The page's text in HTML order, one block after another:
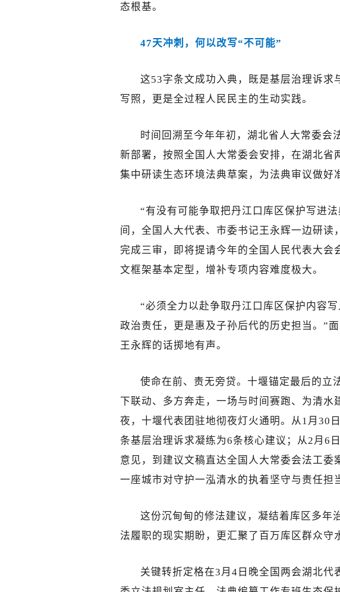
态根基。
47天冲刺，何以改写“不可能”
这53字条文成功入典，既是基层治理诉求
写照，更是全过程人民民主的生动实践。
时间回溯至今年年初，湖北省人大常委会
新部署，按照全国人大常委会安排，在湖北省
集中研读生态环境法典草案，为法典审议做好
“有没有可能争取把丹江口库区保护写进
间，全国人大代表、市委书记王永辉一边研读
完成三审，即将提请今年的全国人民代表大会
文框架基本定型，增补专项内容难度极大。
“必须全力以赴争取丹江口库区保护内容
政治责任，更是惠及子孙后代的历史担当。”
王永辉的话掷地有声。
使命在前、责无旁贷。十堰锚定最后的立
下联动、多方奔走，一场与时间赛跑、为清水
夜，十堰代表团驻地彻夜灯火通明。从1月30
条基层治理诉求凝练为6条核心建议；从2月6
意见，到建议文稿直达全国人大常委会法工委
一座城市对守护一泓清水的执着坚守与责任担
这份沉甸甸的修法建议，凝结着库区多年
法履职的现实期盼，更汇聚了百万库区群众守
关键转折定格在3月4日晚全国两会湖北代